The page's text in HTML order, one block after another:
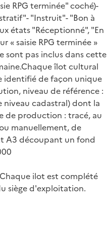
RPG terminée" coché)-
"Instruit"- "Bon à
états "Réceptionné", "En
« saisie RPG terminée »
sont pas inclus dans cette
îlot cultural
identifié de façon unique
niveau de référence :
niveau cadastral) dont la
de production : tracé, au
manuellement, de
A3 découpant un fond
ilot est complété
siège d'exploitation.